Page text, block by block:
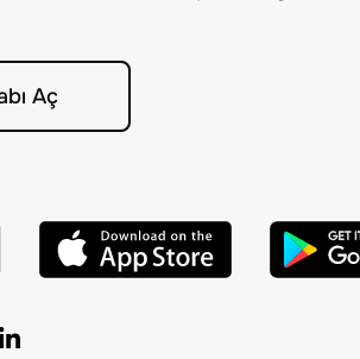
Aç